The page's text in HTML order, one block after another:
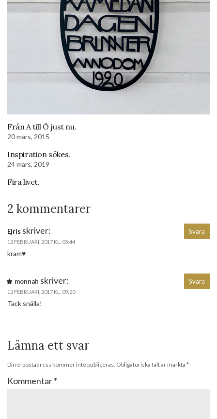
Från A till Ö just nu.
20 mars, 2015
Inspiration sökes.
24 mars, 2019
Fira livet.
2 kommentarer
Ejris skriver:
12 FEBRUARI, 2017 KL. 05:44
kram♥
Svara
monnah skriver:
12 FEBRUARI, 2017 KL. 09:20
Tack snälla!
Svara
Lämna ett svar
Din e-postadress kommer inte publiceras. Obligatoriska fält är märkta *
Kommentar*